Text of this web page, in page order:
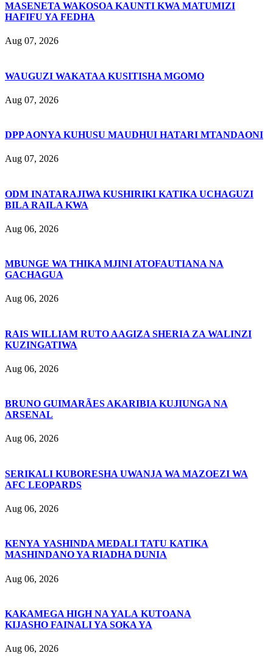
MASENETA WAKOSOA KAUNTI KWA MATUMIZI
HAFIFU YA FEDHA
Aug 07, 2026
WAUGUZI WAKATAA KUSITISHA MGOMO
Aug 07, 2026
DPP AONYA KUHUSU MAUDHUI HATARI MTANDAONI
Aug 07, 2026
ODM INATARAJIWA KUSHIRIKI KATIKA UCHAGUZI
BILA RAILA KWA
Aug 06, 2026
MBUNGE WA THIKA MJINI ATOFAUTIANA NA
GACHAGUA
Aug 06, 2026
RAIS WILLIAM RUTO AAGIZA SHERIA ZA WALINZI
KUZINGATIWA
Aug 06, 2026
BRUNO GUIMARÃES AKARIBIA KUJIUNGA NA
ARSENAL
Aug 06, 2026
SERIKALI KUBORESHA UWANJA WA MAZOEZI WA
AFC LEOPARDS
Aug 06, 2026
KENYA YASHINDA MEDALI TATU KATIKA
MASHINDANO YA RIADHA DUNIA
Aug 06, 2026
KAKAMEGA HIGH NA YALA KUTOANA
KIJASHO FAINALI YA SOKA YA
Aug 06, 2026